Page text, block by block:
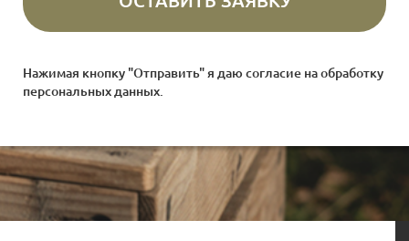
Нажимая кнопку "Отправить" я даю согласие наобработку
персональных данных